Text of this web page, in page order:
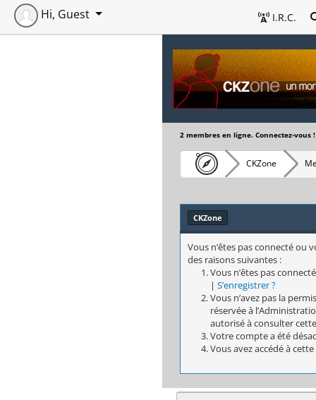
I.R.C.
Hi, Guest
2 membres en ligne. Connectez-vous !
CKZone
CKZone
Vous n’êtes pas connecté ou
des raisons suivantes :
Vous n’êtes pas
| S’enregistrer ?
Vous n’avez pas la
réservée à
autorisé à consulter
Votre compte a été
Vous avez accédé à